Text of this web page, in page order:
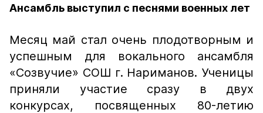
Ансамбль выступил с песнями военных лет
Месяц май стал очень плодотворным и
успешным для вокального ансамбля
«Созвучие» СОШ г. Нариманов. Ученицы
приняли участие сразу в двух
конкурсах, посвященных 80-летию